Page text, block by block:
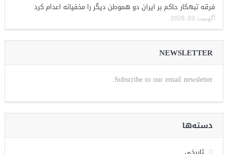
فرقه تبهکار حاکم بر ایران دو هموطن دیگر را مخفیانه اعدام کرد
آگوست 03, 2026
NEWSLETTER
Subscribe to our email newsletter.
دسته‌ها